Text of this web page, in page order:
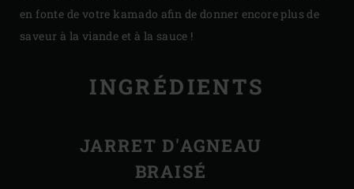
en fonte de votre kamado afin de donner encore plus de
saveur à la viande et à la sauce !
INGRÉDIENTS
JARRET D'AGNEAU
BRAISÉ